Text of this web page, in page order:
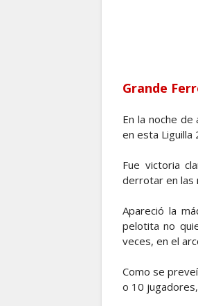
Grande
En la noche
en esta Liguilla
Fue victoria
derrotar en las
Apareció la
pelotita no
veces, en el
Como se
o 10